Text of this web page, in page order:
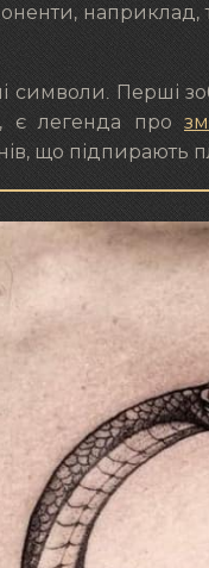
символи. Перші
є легенда про
що підпирають